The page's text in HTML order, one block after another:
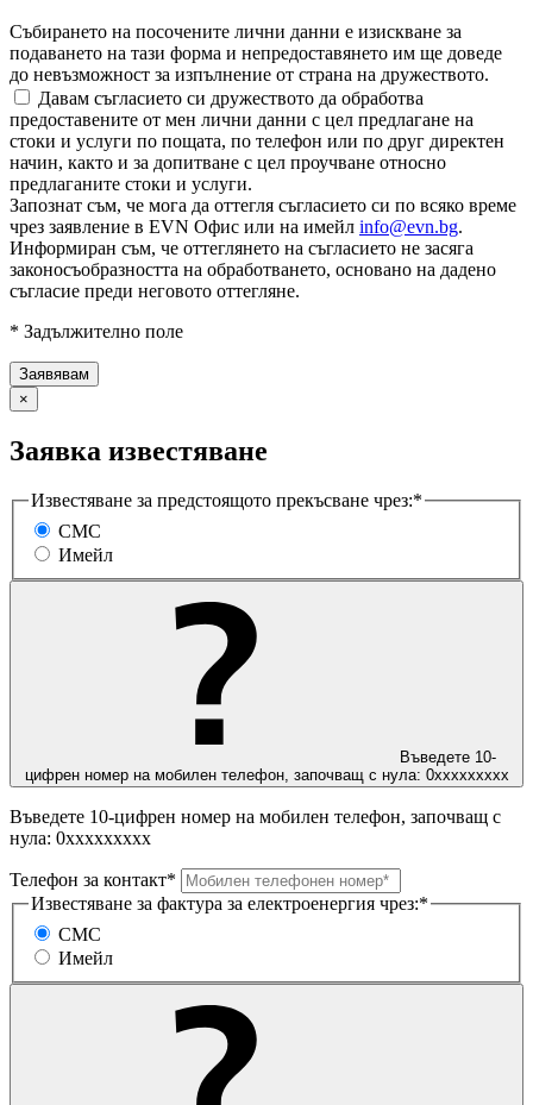
Събирането на посочените лични данни е изискване за
подаването на тази форма и непредоставянето им ще доведе
до невъзможност за изпълнение от страна на дружеството.
Давам съгласието си дружеството да обработва
предоставените от мен лични данни с цел предлагане на
стоки и услуги по пощата, по телефон или по друг директен
начин, както и за допитване с цел проучване относно
предлаганите стоки и услуги.
Запознат съм, че мога да оттегля съгласието си по всяко време
чрез заявление в EVN Офис или на имейл info@evn.bg.
Информиран съм, че оттеглянето на съгласието не засяга
законосъобразността на обработването, основано на дадено
съгласие преди неговото оттегляне.
* Задължително поле
×
Заявка известяване
Известяване за предстоящото прекъсване чрез:*
СМС
Имейл
Въведете 10-
цифрен номер на мобилен телефон, започващ с нула: 0ххххххххх
Въведете 10-цифрен номер на мобилен телефон, започващ с
нула: 0ххххххххх
Телефон за контакт*
Известяване за фактура за електроенергия чрез:*
СМС
Имейл